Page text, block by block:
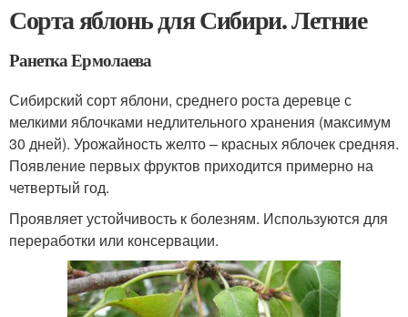
Сорта яблонь для Сибири. Летние
Ранетка Ермолаева
Сибирский сорт яблони, среднего роста деревце с
мелкими яблочками недлительного хранения (максимум
30 дней). Урожайность желто – красных яблочек средняя.
Появление первых фруктов приходится примерно на
четвертый год.
Проявляет устойчивость к болезням. Используются для
переработки или консервации.